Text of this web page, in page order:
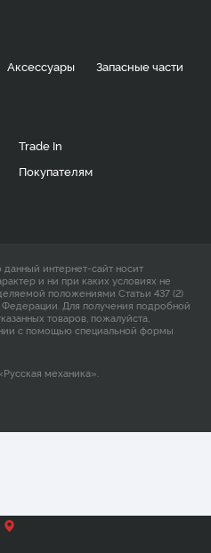
Аксессуары Запасные части
Trade In
Покупателям
интернет-сайт носит
и ни при каких условиях не
положениями Статьи 437 (2)
Для получения подробной
товаров, пожалуйста,
с помощью специальной формы
механика».